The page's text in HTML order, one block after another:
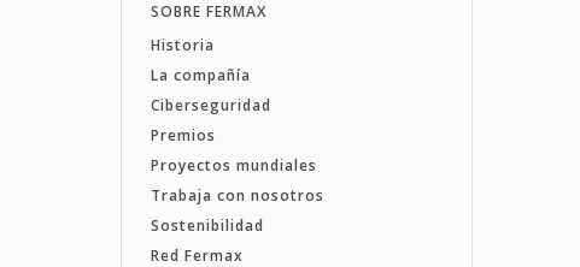
SOBRE FERMAX
Historia
La compañía
Ciberseguridad
Premios
Proyectos mundiales
Trabaja con nosotros
Sostenibilidad
Red Fermax